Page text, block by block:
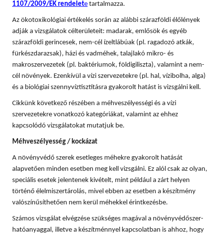
1107/2009/EK rendelete tartalmazza.
Az ökotoxikológiai értékelés során az alábbi szárazföldi élőlények
adják a vizsgálatok célterületeit: madarak, emlősök és egyéb
szárazföldi gerincesek, nem-cél ízeltlábúak (pl. ragadozó atkák,
fürkészdarazsak), házi és vadméhek, talajlakó mikro- és
makroszervezetek (pl. baktériumok, földigiliszta), valamint a nem-
cél növények. Ezenkívül a vízi szervezetekre (pl. hal, vízibolha, alga)
és a biológiai szennyvíztisztításra gyakorolt hatást is vizsgálni kell.
Cikkünk következő részében a méhveszélyességi és a vízi
szervezetekre vonatkozó kategóriákat, valamint az ehhez
kapcsolódó vizsgálatokat mutatjuk be.
Méhveszélyesség / kockázat
A növényvédő szerek esetleges méhekre gyakorolt hatását
alapvetően minden esetben meg kell vizsgálni. Ez alól csak az olyan,
speciális esetek jelentenek kivételt, mint például a zárt helyen
történő élelmiszertárolás, mivel ebben az esetben a készítmény
valószínűsíthetően nem kerül méhekkel érintkezésbe.
Számos vizsgálat elvégzése szükséges magával a növényvédőszer-
hatóanyaggal, illetve a készítménnyel kapcsolatban is ahhoz, hogy